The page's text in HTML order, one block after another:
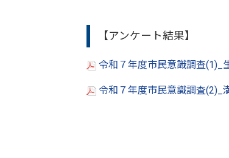
【アンケート結果】
令和７年度市民意識調査(1)_
令和７年度市民意識調査(2)_